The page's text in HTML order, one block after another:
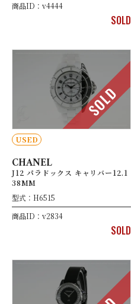
商品ID：v4444
SOLD
SOLD
USED
CHANEL
J12 パラドックス キャリバー12.1
38MM
型式：H6515
商品ID：v2834
SOLD